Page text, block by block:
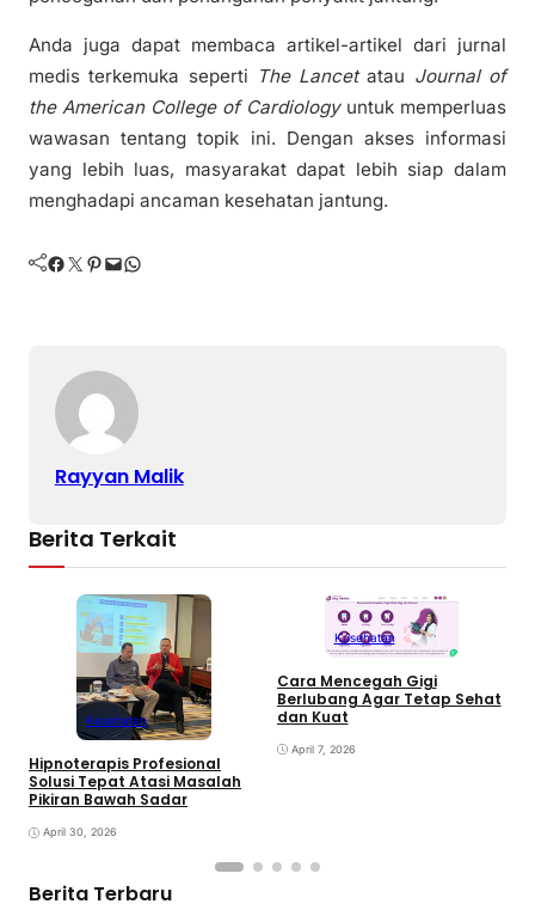
Anda juga dapat membaca artikel-artikel dari jurnal
medis terkemuka seperti The Lancetatau Journal of
the American College of Cardiologyuntuk memperluas
wawasan tentang topik ini. Dengan akses informasi
yang lebih luas, masyarakat dapat lebih siap dalam
menghadapi ancaman kesehatan jantung.
Facebook Twitter Pinterest Mail WhatsApp
Rayyan Malik
Berita Terkait
Kesehatan
Hipnoterapis Profesional
Solusi Tepat Atasi Masalah
Pikiran Bawah Sadar
April 30, 2026
Kesehatan
Cara Mencegah Gigi
Berlubang Agar Tetap Sehat
dan Kuat
April 7, 2026
Berita Terbaru